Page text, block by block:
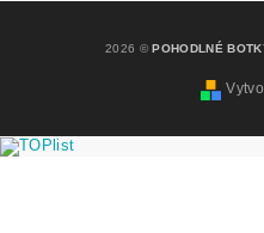
2026 ©POHODLNÉ